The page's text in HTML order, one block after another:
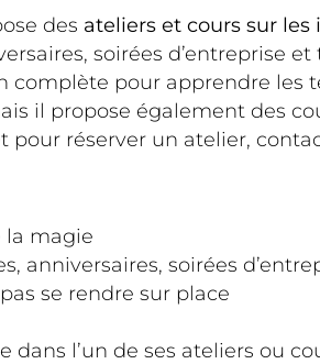
des ateliers et cours sur
soirées d’entreprise
complète pour apprendre
il propose également des
pour réserver un atelier,
la magie
anniversaires, soirées
se rendre sur place
dans l’un de ses ateliers ou